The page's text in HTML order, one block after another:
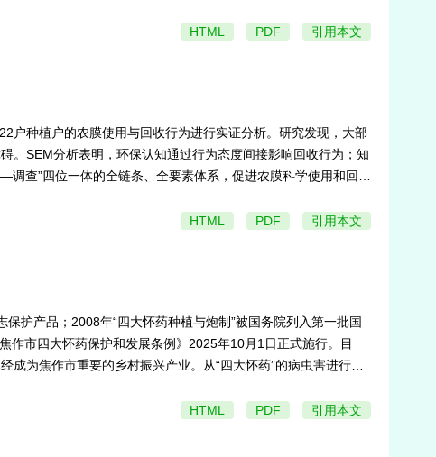
还田降低虫源；物理诱控利用杀虫灯诱杀成虫；生物防控释放赤
的同时维护生态安全，为农业工作者优化玉米品质、提高产
HTML PDF 引用本文
户种植户的农膜使用与回收行为进行实证分析。研究发现，大部
。SEM分析表明，环保认知通过行为态度间接影响回收行为；知
查”四位一体的全链条、全要素体系，促进农膜科学使用和回
HTML PDF 引用本文
护产品；2008年“四大怀药种植与炮制”被国务院列入第一批国
作市四大怀药保护和发展条例》2025年10月1日正式施行。目
为焦作市重要的乡村振兴产业。从“四大怀药”的病虫害进行归
高质高效发展。
HTML PDF 引用本文